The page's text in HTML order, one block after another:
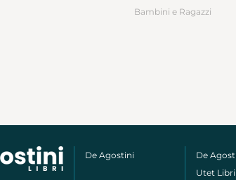
Bambini e Ragazzi
De Agostini
De
Utet Libri